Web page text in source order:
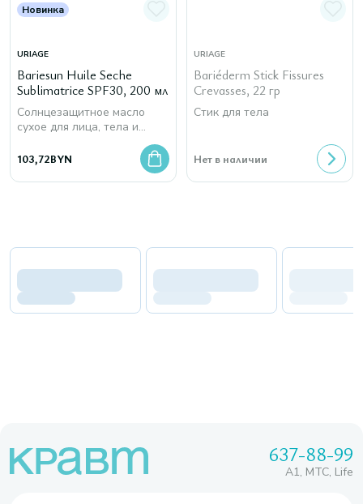
Новинка
URIAGE
Bariesun Huile Seche
Sublimatrice SPF30, 200 мл
Солнцезащитное масло
сухое для лица, тела и
103,72BYN
URIAGE
Bariéderm Stick Fissures
Crevasses, 22 гр
Стик для тела
Нет в наличии
637-88-99
A1, МТС, Life